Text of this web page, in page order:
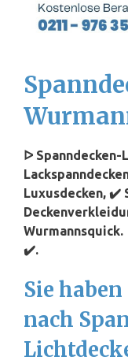
ᐅ Spanndecken-
Luxusdecken, ✔️
✔️.
Sie
nach